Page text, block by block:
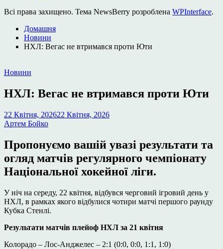
Всі права захищено. Тема NewsBerry розроблена WPInterface.
Домашня
Новини
НХЛ: Вегас не втримався проти Юти
Опублікувати
Новини
НХЛ: Вегас не втримався проти Юти
22 Квітня, 202622 Квітня, 2026
Артем Бойко
Пропонуємо вашій увазі результати та
огляд матчів регулярного чемпіонату
Національної хокейної ліги.
У ніч на середу, 22 квітня, відбувся черговий ігровий день у
НХЛ, в рамках якого відбулися чотири матчі першого раунду
Кубка Стенлі.
Результати матчів плейоф НХЛ за 21 квітня
Колорадо – Лос-Анджелес – 2:1 (0:0, 0:0, 1:1, 1:0)